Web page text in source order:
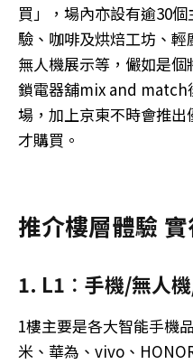
買」，場內亦設有逾30
驗、咖啡及烘焙工坊、
無人機展示等，儼如是
鎖電器舖mix and match
場，加上京東不時會推
才購買。
推介樓層體驗 實
1. L1︰手機/無人
1樓主要是各大智能手機
米、華為、vivo、